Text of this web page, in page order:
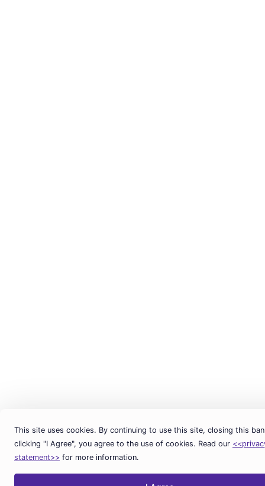
This site uses cookies. By continuing to use this site, closing this
clicking "I Agree", you agree to the use of cookies. Read our
statement>> for more information.